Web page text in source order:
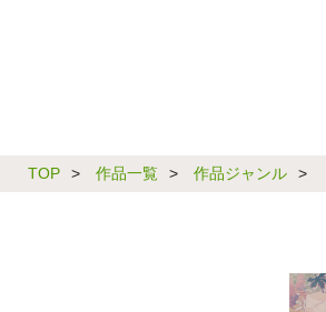
TOP > 作品一覧 > 作品ジャンル >